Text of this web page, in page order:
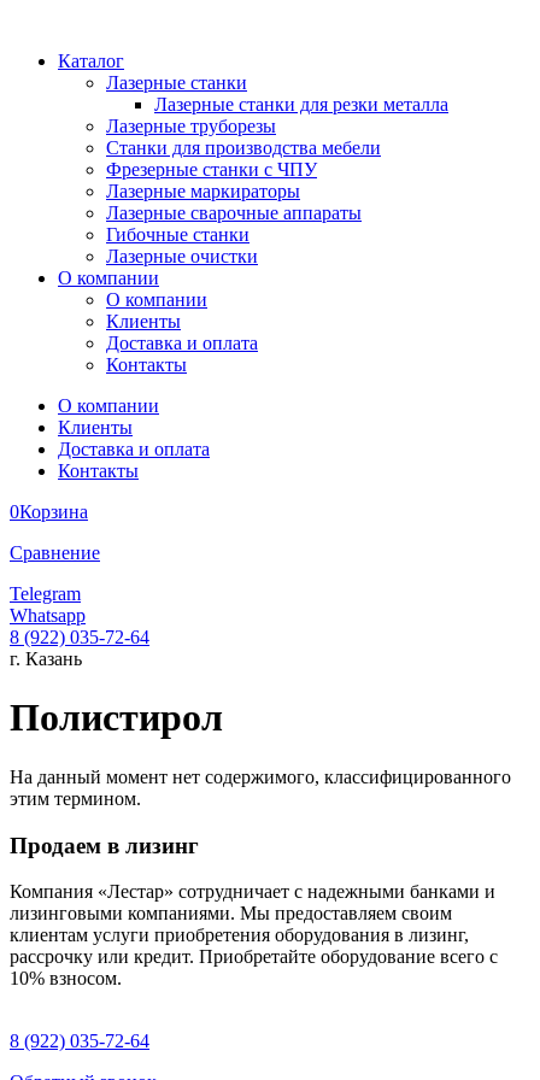
Каталог
Лазерные станки
Лазерные станки для резки металла
Лазерные труборезы
Станки для производства мебели
Фрезерные станки с ЧПУ
Лазерные маркираторы
Лазерные сварочные аппараты
Гибочные станки
Лазерные очистки
О компании
О компании
Клиенты
Доставка и оплата
Контакты
О компании
Клиенты
Доставка и оплата
Контакты
0Корзина
Сравнение
Telegram
Whatsapp
8 (922) 035-72-64
г. Казань
Полистирол
На данный момент нет содержимого, классифицированного
этим термином.
Продаем в лизинг
Компания «Лестар» сотрудничает с надежными банками и
лизинговыми компаниями. Мы предоставляем своим
клиентам услуги приобретения оборудования в лизинг,
рассрочку или кредит. Приобретайте оборудование всего с
10% взносом.
8 (922) 035-72-64